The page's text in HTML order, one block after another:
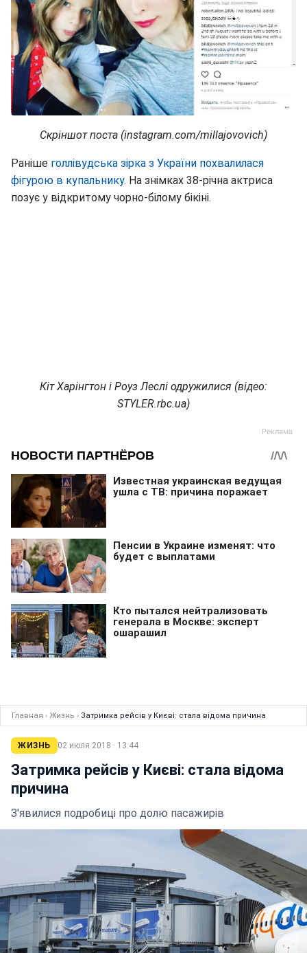
Скріншот поста (instagram.com/millajovovich)
Раніше голлівудська зірка з України похвалилася
фігурою в купальнику. На знімках 38-річна актриса
позує у відкритому чорно-білому бікіні.
Кіт Харінгтон і Роуз Леслі одружилися (відео:
STYLER.rbc.ua)
Главная › Жизнь › Затримка рейсів у Києві: стала відома причина
ЖИЗНЬ 02 июля 2018 · 13:44
Затримка рейсів у Києві: стала відома
причина
З'явилися подробиці про долю пасажирів